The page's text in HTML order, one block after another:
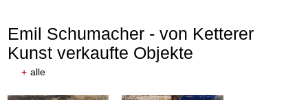
Emil Schumacher - von Ketterer
Kunst verkaufte Objekte
+ alle